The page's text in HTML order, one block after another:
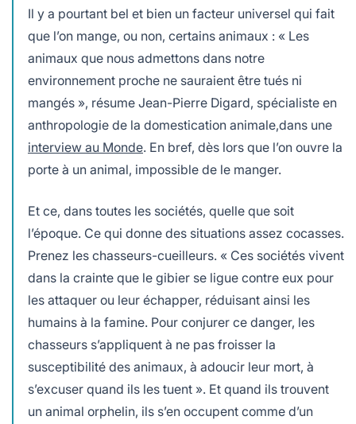
Il y a pourtant bel et bien un facteur universel qui fait
que l’on mange, ou non, certains animaux : « Les
animaux que nous admettons dans notre
environnement proche ne sauraient être tués ni
mangés », résume Jean-Pierre Digard, spécialiste en
anthropologie de la domestication animale,dans une
interview au Monde. En bref, dès lors que l’on ouvre la
porte à un animal, impossible de le manger.
Et ce, dans toutes les sociétés, quelle que soit
l’époque. Ce qui donne des situations assez cocasses.
Prenez les chasseurs-cueilleurs. « Ces sociétés vivent
dans la crainte que le gibier se ligue contre eux pour
les attaquer ou leur échapper, réduisant ainsi les
humains à la famine. Pour conjurer ce danger, les
chasseurs s’appliquent à ne pas froisser la
susceptibilité des animaux, à adoucir leur mort, à
s’excuser quand ils les tuent ». Et quand ils trouvent
un animal orphelin, ils s’en occupent comme d’un